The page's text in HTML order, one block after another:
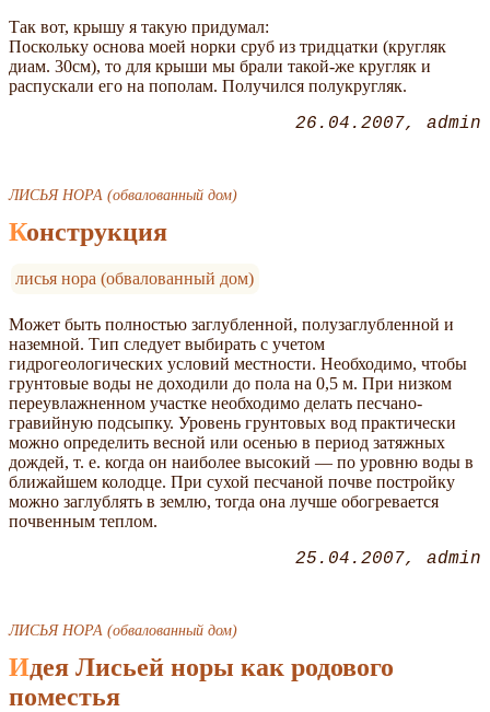
Так вот, крышу я такую придумал:
Поскольку основа моей норки сруб из тридцатки (кругляк
диам. 30см), то для крыши мы брали такой-же кругляк и
распускали его на пополам. Получился полукругляк.
26.04.2007 admin
ЛИСЬЯ НОРА (обвалованный дом)
Конструкция
лисья нора (обвалованный дом)
Может быть полностью заглубленной, полузаглубленной и
наземной. Тип следует выбирать с учетом
гидрогеологических условий местности. Необходимо, чтобы
грунтовые воды не доходили до пола на 0,5 м. При низком
переувлажненном участке необходимо делать песчано-
гравийную подсыпку. Уровень грунтовых вод практически
можно определить весной или осенью в период затяжных
дождей, т. е. когда он наиболее высокий — по уровню воды в
ближайшем колодце. При сухой песчаной почве постройку
можно заглублять в землю, тогда она лучше обогревается
почвенным теплом.
25.04.2007 admin
ЛИСЬЯ НОРА (обвалованный дом)
Идея Лисьей норы как родового
поместья